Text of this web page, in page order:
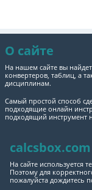
О сайте
На нашем сайте вы
конвертеров, таблиц, а
дисциплинам.
Самый простой способ
подходящие онлайн
подходящий инструмент
calcsbox.com
На сайте используется
Поэтому для
пожалуйста дождитесь